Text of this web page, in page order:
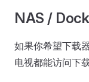
NAS /
如果你希望下载
电视都能访问下